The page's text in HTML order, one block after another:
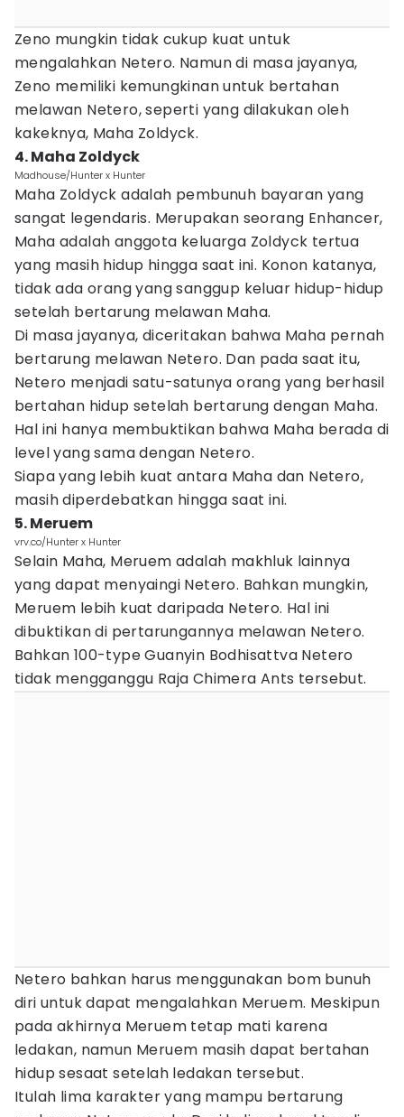
Zeno mungkin tidak cukup kuat untuk
mengalahkan Netero. Namun di masa jayanya,
Zeno memiliki kemungkinan untuk bertahan
melawan Netero, seperti yang dilakukan oleh
kakeknya, Maha Zoldyck.
4. Maha Zoldyck
Madhouse/Hunter x Hunter
Maha Zoldyck adalah pembunuh bayaran yang
sangat legendaris. Merupakan seorang Enhancer,
Maha adalah anggota keluarga Zoldyck tertua
yang masih hidup hingga saat ini. Konon katanya,
tidak ada orang yang sanggup keluar hidup-hidup
setelah bertarung melawan Maha.
Di masa jayanya, diceritakan bahwa Maha pernah
bertarung melawan Netero. Dan pada saat itu,
Netero menjadi satu-satunya orang yang berhasil
bertahan hidup setelah bertarung dengan Maha.
Hal ini hanya membuktikan bahwa Maha berada di
level yang sama dengan Netero.
Siapa yang lebih kuat antara Maha dan Netero,
masih diperdebatkan hingga saat ini.
5. Meruem
vrv.co/Hunter x Hunter
Selain Maha, Meruem adalah makhluk lainnya
yang dapat menyaingi Netero. Bahkan mungkin,
Meruem lebih kuat daripada Netero. Hal ini
dibuktikan di pertarungannya melawan Netero.
Bahkan 100-type Guanyin Bodhisattva Netero
tidak mengganggu Raja Chimera Ants tersebut.
Netero bahkan harus menggunakan bom bunuh
diri untuk dapat mengalahkan Meruem. Meskipun
pada akhirnya Meruem tetap mati karena
ledakan, namun Meruem masih dapat bertahan
hidup sesaat setelah ledakan tersebut.
Itulah lima karakter yang mampu bertarung